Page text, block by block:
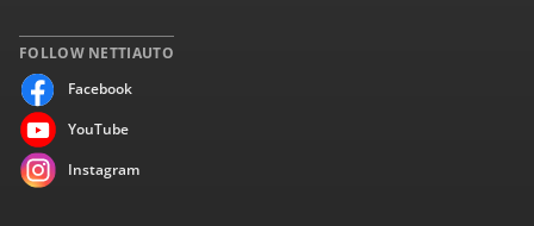
FOLLOW NETTIAUTO
Facebook
YouTube
Instagram